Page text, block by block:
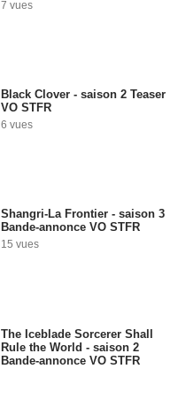
7 vues
Black Clover - saison 2 Teaser
VO STFR
6 vues
Shangri-La Frontier - saison 3
Bande-annonce VO STFR
15 vues
The Iceblade Sorcerer Shall
Rule the World - saison 2
Bande-annonce VO STFR